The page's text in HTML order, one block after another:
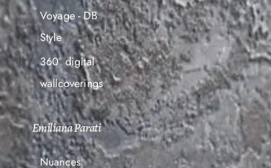
Voyage - DB
Style
360° digital
wallcoverings
Emiliana Parati
Nuances